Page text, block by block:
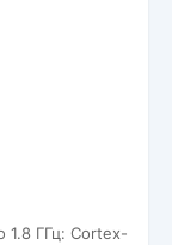
1.8 ГГц: Cortex-